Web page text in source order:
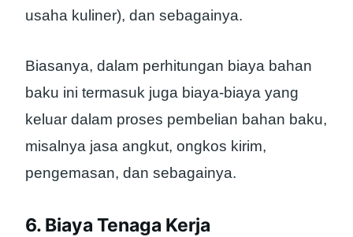
usaha kuliner), dan sebagainya.
Biasanya, dalam perhitungan biaya bahan
baku ini termasuk juga biaya-biaya yang
keluar dalam proses pembelian bahan baku,
misalnya jasa angkut, ongkos kirim,
pengemasan, dan sebagainya.
6. Biaya Tenaga Kerja